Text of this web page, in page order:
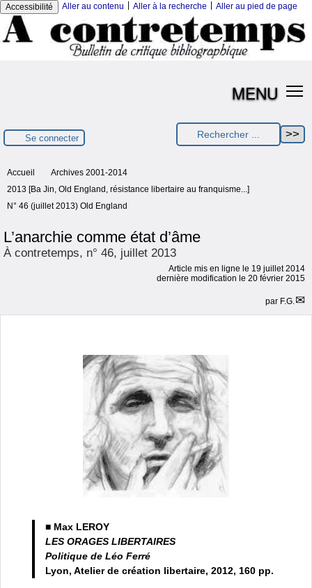
Accessibilité Aller au contenu Aller à la recherche Aller au pied de page
MENU
Se connecter
Accueil
Archives 2001-2014
2013 [Ba Jin, Old England, résistance libertaire au franquisme...]
N° 46 (juillet 2013) Old England
L’anarchie comme état d’âme
À contretemps, n° 46, juillet 2013
Article mis en ligne le 19 juillet 2014
dernière modification le 20 février 2015
par F.G.
■ Max LEROY
LES ORAGES LIBERTAIRES
Politique de Léo Ferré
Lyon, Atelier de création libertaire, 2012, 160 pp.